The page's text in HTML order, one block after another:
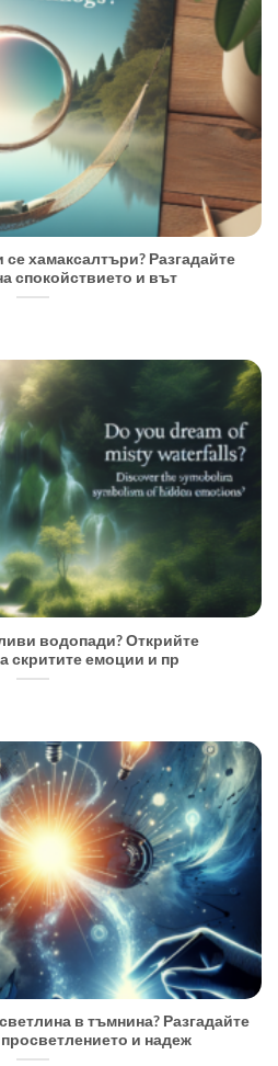
хамаксалтъри? Разгадайте
спокойствието и вът
водопади? Открийте
скритите емоции и пр
в тъмнина? Разгадайте
и надеж